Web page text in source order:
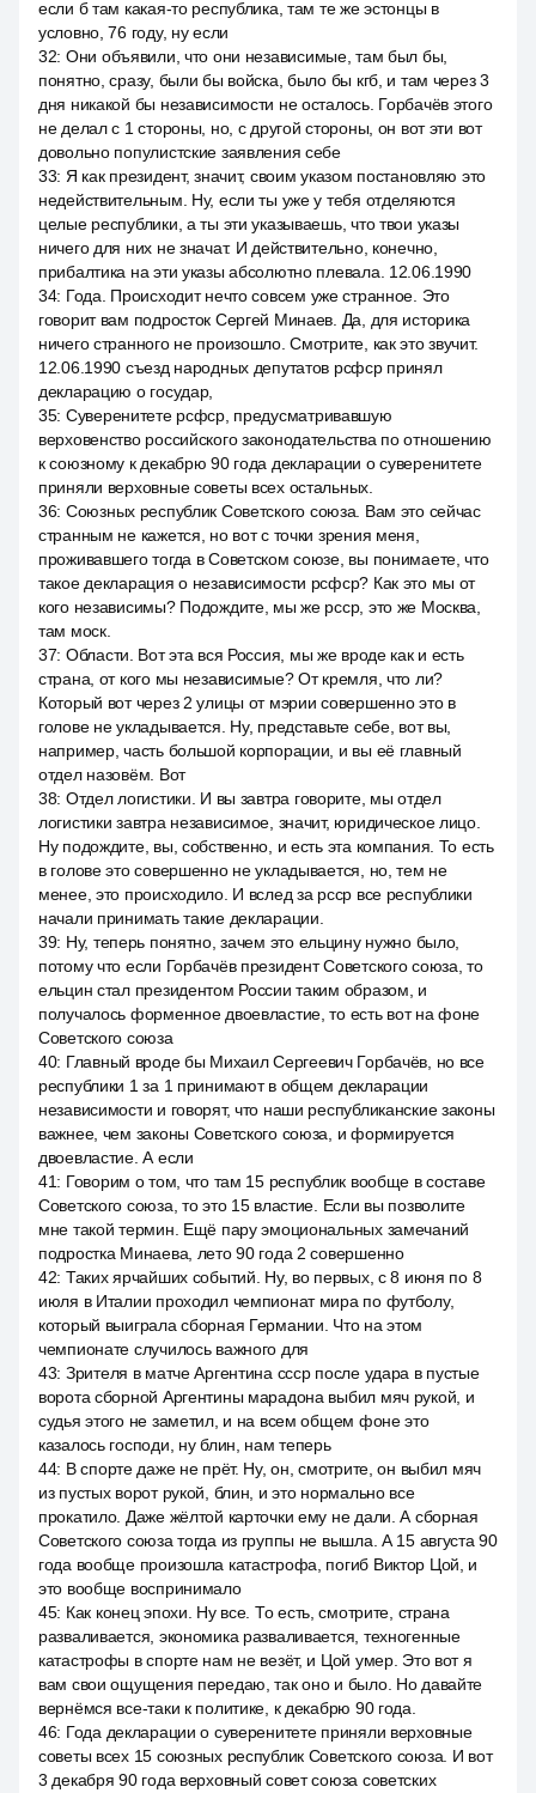
если б там какая-то республика, там те же эстонцы в
условно, 76 году, ну если
32: Они объявили, что они независимые, там был бы,
понятно, сразу, были бы войска, было бы кгб, и там через 3
дня никакой бы независимости не осталось. Горбачёв этого
не делал с 1 стороны, но, с другой стороны, он вот эти вот
довольно популистские заявления себе
33: Я как президент, значит, своим указом постановляю это
недействительным. Ну, если ты уже у тебя отделяются
целые республики, а ты эти указываешь, что твои указы
ничего для них не значат. И действительно, конечно,
прибалтика на эти указы абсолютно плевала. 12.06.1990
34: Года. Происходит нечто совсем уже странное. Это
говорит вам подросток Сергей Минаев. Да, для историка
ничего странного не произошло. Смотрите, как это звучит.
12.06.1990 съезд народных депутатов рсфср принял
декларацию о государ,
35: Суверенитете рсфср, предусматривавшую
верховенство российского законодательства по отношению
к союзному к декабрю 90 года декларации о суверенитете
приняли верховные советы всех остальных.
36: Союзных республик Советского союза. Вам это сейчас
странным не кажется, но вот с точки зрения меня,
проживавшего тогда в Советском союзе, вы понимаете, что
такое декларация о независимости рсфср? Как это мы от
кого независимы? Подождите, мы же рсср, это же Москва,
там моск.
37: Области. Вот эта вся Россия, мы же вроде как и есть
страна, от кого мы независимые? От кремля, что ли?
Который вот через 2 улицы от мэрии совершенно это в
голове не укладывается. Ну, представьте себе, вот вы,
например, часть большой корпорации, и вы её главный
отдел назовём. Вот
38: Отдел логистики. И вы завтра говорите, мы отдел
логистики завтра независимое, значит, юридическое лицо.
Ну подождите, вы, собственно, и есть эта компания. То есть
в голове это совершенно не укладывается, но, тем не
менее, это происходило. И вслед за рсср все республики
начали принимать такие декларации.
39: Ну, теперь понятно, зачем это ельцину нужно было,
потому что если Горбачёв президент Советского союза, то
ельцин стал президентом России таким образом, и
получалось форменное двоевластие, то есть вот на фоне
Советского союза
40: Главный вроде бы Михаил Сергеевич Горбачёв, но все
республики 1 за 1 принимают в общем декларации
независимости и говорят, что наши республиканские законы
важнее, чем законы Советского союза, и формируется
двоевластие. А если
41: Говорим о том, что там 15 республик вообще в составе
Советского союза, то это 15 властие. Если вы позволите
мне такой термин. Ещё пару эмоциональных замечаний
подростка Минаева, лето 90 года 2 совершенно
42: Таких ярчайших событий. Ну, во первых, с 8 июня по 8
июля в Италии проходил чемпионат мира по футболу,
который выиграла сборная Германии. Что на этом
чемпионате случилось важного для
43: Зрителя в матче Аргентина ссср после удара в пустые
ворота сборной Аргентины марадона выбил мяч рукой, и
судья этого не заметил, и на всем общем фоне это
казалось господи, ну блин, нам теперь
44: В спорте даже не прёт. Ну, он, смотрите, он выбил мяч
из пустых ворот рукой, блин, и это нормально все
прокатило. Даже жёлтой карточки ему не дали. А сборная
Советского союза тогда из группы не вышла. А 15 августа 90
года вообще произошла катастрофа, погиб Виктор Цой, и
это вообще воспринимало
45: Как конец эпохи. Ну все. То есть, смотрите, страна
разваливается, экономика разваливается, техногенные
катастрофы в спорте нам не везёт, и Цой умер. Это вот я
вам свои ощущения передаю, так оно и было. Но давайте
вернёмся все-таки к политике, к декабрю 90 года.
46: Года декларации о суверенитете приняли верховные
советы всех 15 союзных республик Советского союза. И вот
3 декабря 90 года верховный совет союза советских